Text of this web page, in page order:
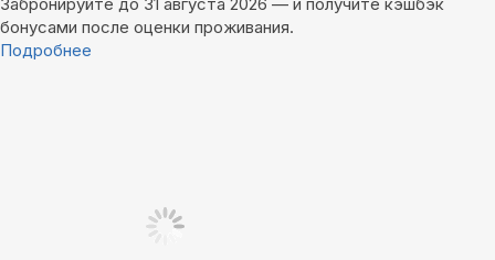
бонусами после оценки проживания.
Подробнее